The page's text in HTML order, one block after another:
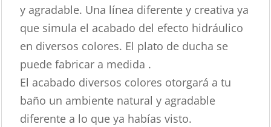
y agradable. Una línea diferente y creativa ya
que simula el acabado del efecto hidráulico
en diversos colores. El plato de ducha se
puede fabricar a medida .
El acabado diversos colores otorgará a tu
baño un ambiente natural y agradable
diferente a lo que ya habías visto.